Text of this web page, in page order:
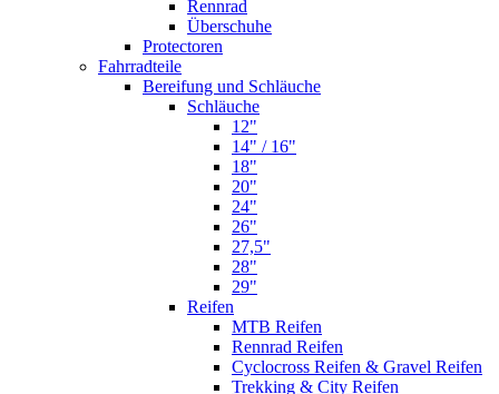
Rennrad
Überschuhe
Protectoren
Fahrradteile
Bereifung und Schläuche
Schläuche
12"
14" / 16"
18"
20"
24"
26"
27,5"
28"
29"
Reifen
MTB Reifen
Rennrad Reifen
Cyclocross Reifen & Gravel Reifen
Trekking & City Reifen